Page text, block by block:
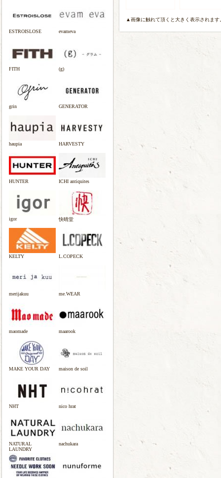
ESTROISLOSE evameva
FITH (g)
grin GENERATOR
haupia HARVESTY
HUNTER ICHI antiquites
igor 快晴堂
KELTY L.COPECK
merijakuu me.WEAR
maomade maarook
MAKE YOUR DAY maison de soil
NHT nico hrat
NATURAL
LAUNDRY
nachukara
▲画像に触れて頂くと大きく表示されます